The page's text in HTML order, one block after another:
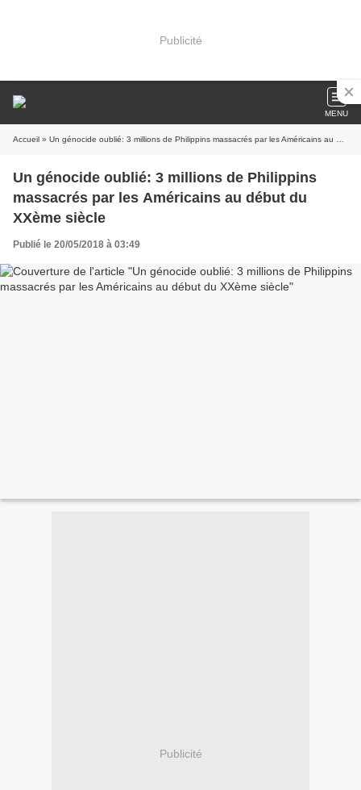
Publicité
MENU
Accueil » Un génocide oublié: 3 millions de Philippins massacrés par les Américains au début du XXème siècle
Un génocide oublié: 3 millions de Philippins
massacrés par les Américains au début du
XXème siècle
Publié le 20/05/2018 à 03:49
Publicité